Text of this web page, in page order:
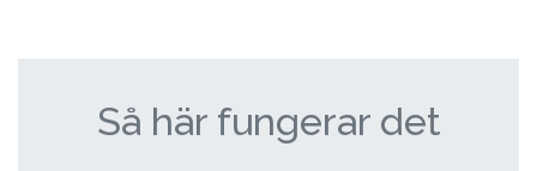
Så här fungerar det